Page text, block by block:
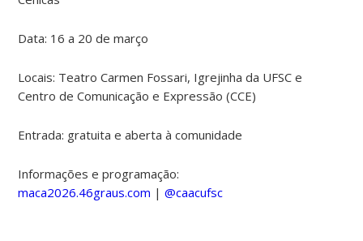
Data: 16 a 20 de março
Locais: Teatro Carmen Fossari, Igrejinha da UFSC e
Centro de Comunicação e Expressão (CCE)
Entrada: gratuita e aberta à comunidade
Informações e programação:
maca2026.46graus.com |@caacufsc